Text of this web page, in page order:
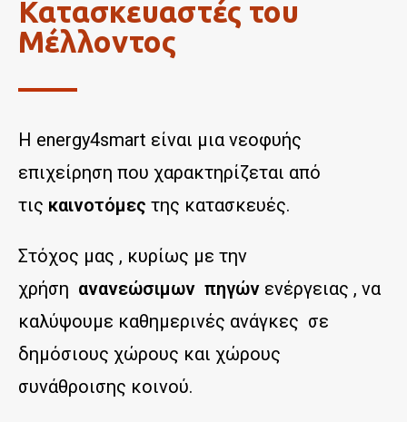
Κατασκευαστές του
Μέλλοντος
Η energy4smart είναι μια νεοφυής
επιχείρηση που χαρακτηρίζεται από
τις καινοτόμες της κατασκευές.
Στόχος μας , κυρίως με την
χρήση ανανεώσιμων πηγών ενέργειας , να
καλύψουμε καθημερινές ανάγκες σε
δημόσιους χώρους και χώρους
συνάθροισης κοινού.